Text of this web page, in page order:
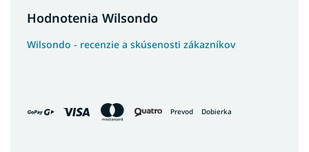
Hodnotenia Wilsondo
Wilsondo - recenzie a skúsenosti zákazníkov
Prevod Dobierka